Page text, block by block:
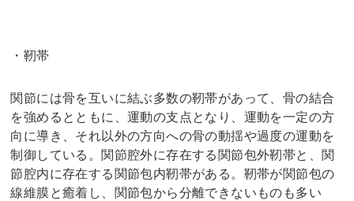
・靭帯
関節には骨を互いに結ぶ多数の靭帯があって、骨の結合
を強めるとともに、運動の支点となり、運動を一定の方
向に導き、それ以外の方向への骨の動揺や過度の運動を
制御している。関節腔外に存在する関節包外靭帯と、関
節腔内に存在する関節包内靭帯がある。靭帯が関節包の
線維膜と癒着し、関節包から分離できないものも多い